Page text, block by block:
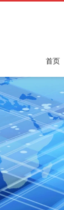
首页